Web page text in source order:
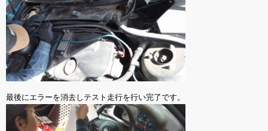
最後にエラーを消去しテスト走行を行い完了です。